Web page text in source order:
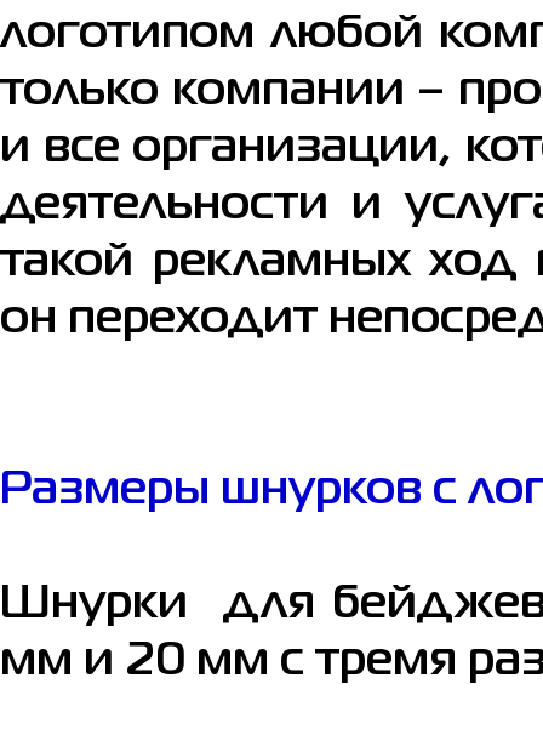
логотипом любой
только компании –
и все организации,
деятельности и
такой рекламных
он переходит
Размеры шнурков с
Шнурки для бейджев
мм и 20 мм с тремя